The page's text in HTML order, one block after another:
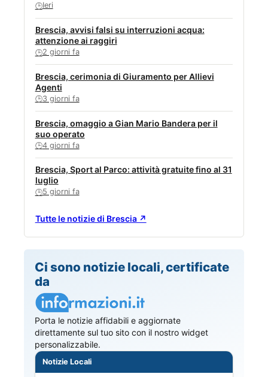
🕒Ieri
Brescia, avvisi falsi su interruzioni acqua:
attenzione ai raggiri
🕒2 giorni fa
Brescia, cerimonia di Giuramento per Allievi
Agenti
🕒3 giorni fa
Brescia, omaggio a Gian Mario Bandera per il
suo operato
🕒4 giorni fa
Brescia, Sport al Parco: attività gratuite fino al 31
luglio
🕒5 giorni fa
Tutte le notizie di Brescia ↗
Ci sono notizie locali, certificate
da
Porta le notizie affidabili e aggiornate
direttamente sul tuo sito con il nostro widget
personalizzabile.
Notizie Locali